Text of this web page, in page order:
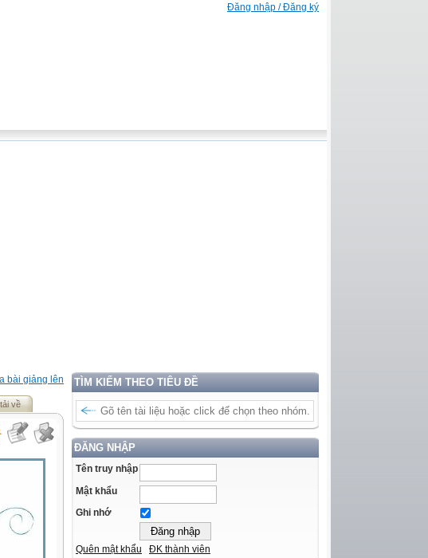
Đăng nhập / Đăng ký
TÌM KIẾM THEO TIÊU ĐỀ
ĐĂNG NHẬP
Tên truy nhập
Mật khẩu
Ghi nhớ
Quên mật khẩu ĐK thành viên
bài giảng lên
về